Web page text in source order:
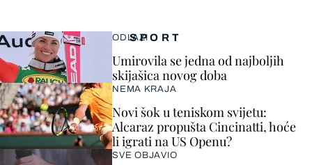
SPORT
ODLAZI
Umirovila se jedna od najboljih
skijašica novog doba
NEMA KRAJA
Novi šok u teniskom svijetu:
Alcaraz propušta Cincinatti, hoće
li igrati na US Openu?
SVE OBJAVIO